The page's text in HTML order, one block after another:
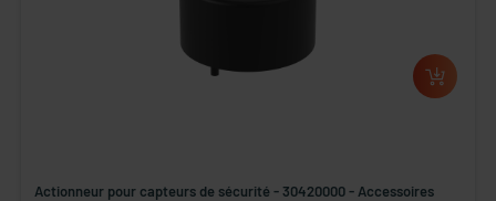
Actionneur pour capteurs de sécurité - 30420000 - Accessoires